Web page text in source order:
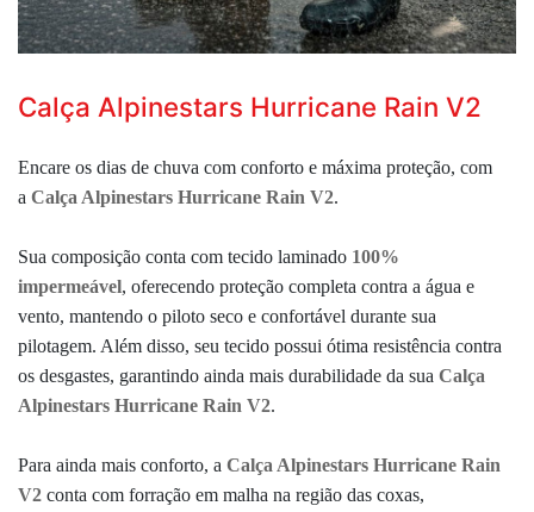
Calça Alpinestars Hurricane Rain V2
Encare os dias de chuva com conforto e máxima proteção, com
a Calça Alpinestars Hurricane Rain V2.
Sua composição conta com tecido laminado 100%
impermeável, oferecendo proteção completa contra a água e
vento, mantendo o piloto seco e confortável durante sua
pilotagem. Além disso, seu tecido possui ótima resistência contra
os desgastes, garantindo ainda mais durabilidade da sua Calça
Alpinestars Hurricane Rain V2.
Para ainda mais conforto, a Calça Alpinestars Hurricane Rain
V2 conta com forração em malha na região das coxas,